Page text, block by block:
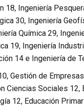
Ingeniería
30, Ingeniería
Química 29,
19, Ingeniería
14 e Ingeniería de
Gestión de
Ciencias Sociales 12,
12, Educación